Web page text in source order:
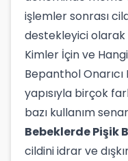
işlemler sonrası
destekleyici
Kimler İçin ve
Bepanthol
yapısıyla birçok
bazı kullanım
Bebeklerde Pişik
cildini idrar ve